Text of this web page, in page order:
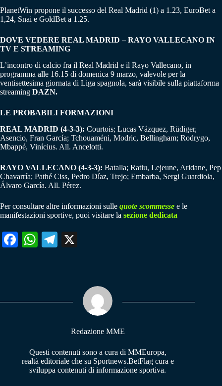
PlanetWin propone il successo del Real Madrid (1) a 1.23, EuroBet a
1,24, Snai e GoldBet a 1.25.
DOVE VEDERE REAL MADRID – RAYO VALLECANO IN
TV E STREAMING
L’incontro di calcio fra il Real Madrid e il Rayo Vallecano, in
programma alle 16.15 di domenica 9 marzo, valevole per la
ventisettesima giornata di Liga spagnola, sarà visibile sulla piattaforma
streaming DAZN.
LE PROBABILI FORMAZIONI
REAL MADRID (4-3-3): Courtois; Lucas Vázquez, Rüdiger,
Asencio, Fran García; Tchouaméni, Modric, Bellingham; Rodrygo,
Mbappé, Vinícius. All. Ancelotti.
RAYO VALLECANO (4-3-3): Batalla; Ratiu, Lejeune, Aridane, Pep
Chavarría; Pathé Ciss, Pedro Díaz, Trejo; Embarba, Sergi Guardiola,
Álvaro García. All. Pérez.
Per consultare altre informazioni sulle quote scommesse e le
manifestazioni sportive, puoi visitare la sezione dedicata
Fa W
pp
Te
m
Redazione MME
Questi contenuti sono a cura di MMEuropa,
realtà editoriale che su Sportnews.BetFlag cura e
sviluppa contenuti di informazione sportiva.